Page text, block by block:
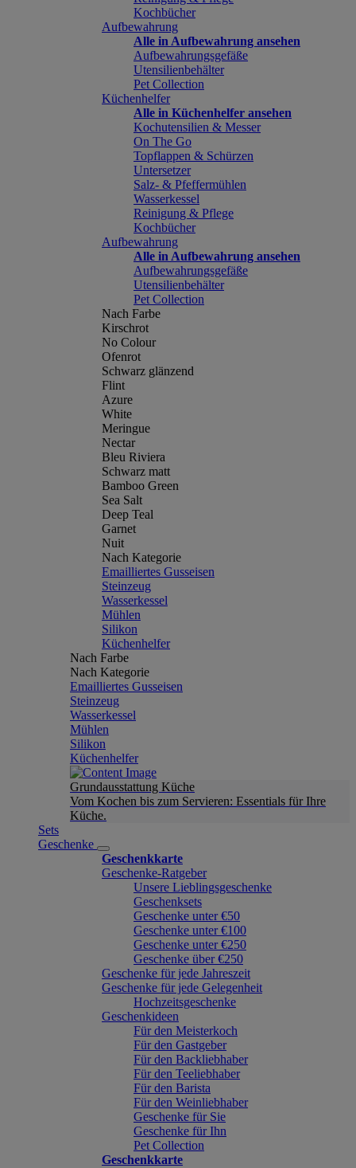
Kochbücher
Aufbewahrung
Alle in Aufbewahrung ansehen
Aufbewahrungsgefäße
Utensilienbehälter
Pet Collection
Küchenhelfer
Alle in Küchenhelfer ansehen
Kochutensilien & Messer
On The Go
Topflappen & Schürzen
Untersetzer
Salz- & Pfeffermühlen
Wasserkessel
Reinigung & Pflege
Kochbücher
Aufbewahrung
Alle in Aufbewahrung ansehen
Aufbewahrungsgefäße
Utensilienbehälter
Pet Collection
Nach Farbe
Kirschrot
No Colour
Ofenrot
Schwarz glänzend
Flint
Azure
White
Meringue
Nectar
Bleu Riviera
Schwarz matt
Bamboo Green
Sea Salt
Deep Teal
Garnet
Nuit
Nach Kategorie
Emailliertes Gusseisen
Steinzeug
Wasserkessel
Mühlen
Silikon
Küchenhelfer
Nach Farbe
Nach Kategorie
Emailliertes Gusseisen
Steinzeug
Wasserkessel
Mühlen
Silikon
Küchenhelfer
Grundausstattung Küche
Vom Kochen bis zum Servieren: Essentials für Ihre
Küche.
Sets
Geschenke
Geschenkkarte
Geschenke-Ratgeber
Unsere Lieblingsgeschenke
Geschenksets
Geschenke unter €50
Geschenke unter €100
Geschenke unter €250
Geschenke über €250
Geschenke für jede Jahreszeit
Geschenke für jede Gelegenheit
Hochzeitsgeschenke
Geschenkideen
Für den Meisterkoch
Für den Gastgeber
Für den Backliebhaber
Für den Teeliebhaber
Für den Barista
Für den Weinliebhaber
Geschenke für Sie
Geschenke für Ihn
Pet Collection
Geschenkkarte